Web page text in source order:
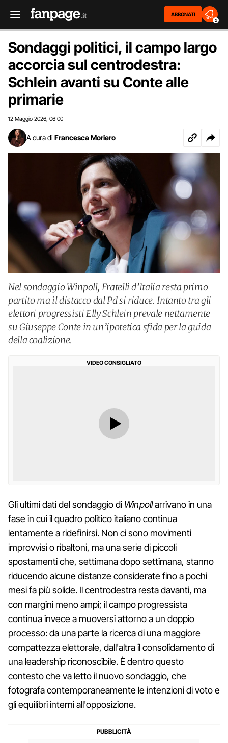
ABBONATI
2
Sondaggi politici, il campo largo
accorcia sul centrodestra:
Schlein avanti su Conte alle
primarie
12 Maggio 2026 06:00
A cura di Francesca Moriero
Nel sondaggio Winpoll, Fratelli d’Italia resta primo
partito ma il distacco dal Pd si riduce. Intanto tra gli
elettori progressisti Elly Schlein prevale nettamente
su Giuseppe Conte in un’ipotetica sfida per la guida
della coalizione.
VIDEO CONSIGLIATO
Gli ultimi dati del sondaggio di Winpollarrivano in una
fase in cui il quadro politico italiano continua
lentamente a ridefinirsi. Non ci sono movimenti
improvvisi o ribaltoni, ma una serie di piccoli
spostamenti che, settimana dopo settimana, stanno
riducendo alcune distanze considerate fino a pochi
mesi fa più solide. Il centrodestra resta davanti, ma
con margini meno ampi; il campo progressista
continua invece a muoversi attorno a un doppio
processo: da una parte la ricerca di una maggiore
compattezza elettorale, dall'altra il consolidamento di
una leadership riconoscibile. È dentro questo
contesto che va letto il nuovo sondaggio, che
fotografa contemporaneamente le intenzioni di voto e
gli equilibri interni all'opposizione.